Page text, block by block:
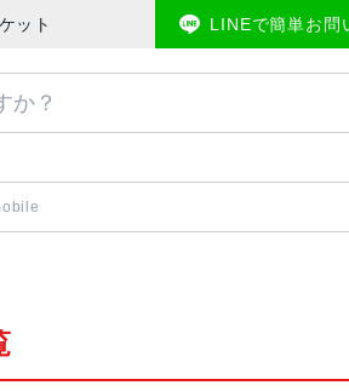
ット LINEで簡単お問